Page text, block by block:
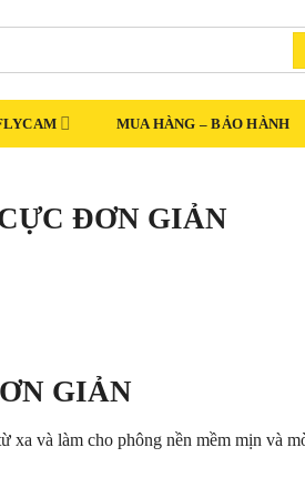
MUA HÀNG – BẢO HÀNH
ĐƠN GIẢN
GIẢN
xa và làm cho phông nền mềm mịn và